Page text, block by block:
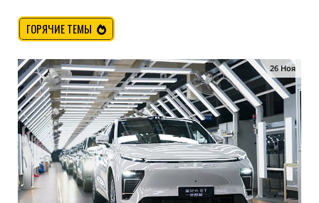
ГОРЯЧИЕ ТЕМЫ
26 Ноя